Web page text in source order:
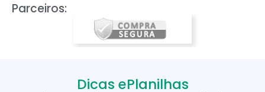
Parceiros:
Dicas ePlanilhas